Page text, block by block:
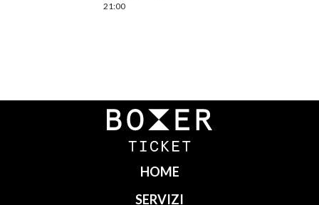
21:00
Navigazione
HOME
SERVIZI